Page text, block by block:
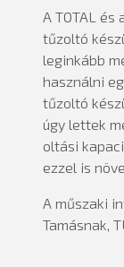
A TOTAL
tűzoltó
leginkább
használni
tűzoltó
úgy lettek
oltási
ezzel is
A műszaki
Tamásnak,